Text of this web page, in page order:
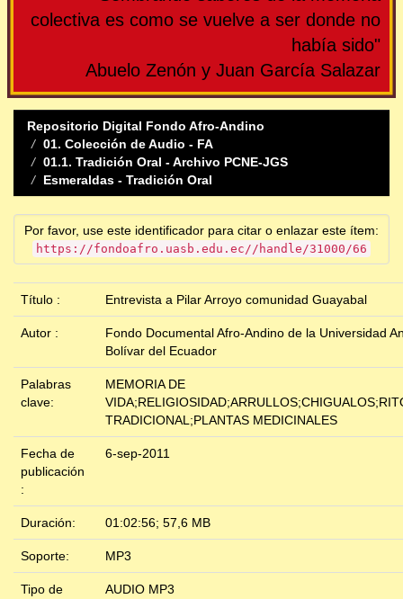
colectiva es como se vuelve a ser donde no
había sido"
Abuelo Zenón y Juan García Salazar
Repositorio Digital Fondo Afro-Andino
01. Colección de Audio - FA
01.1. Tradición Oral - Archivo PCNE-JGS
Esmeraldas - Tradición Oral
Por favor, use este identificador para citar o enlazar este ítem:
https://fondoafro.uasb.edu.ec//handle/31000/66
Título : Entrevista a Pilar Arroyo comunidad Guayabal
Autor :
Fondo Documental Afro-Andino de la Universidad
Bolívar del Ecuador
Palabras
clave:
MEMORIA DE
TRADICIONAL;PLANTAS MEDICINALES
Fecha de
publicación
:
6-sep-2011
Duración: 01:02:56; 57,6 MB
Soporte: MP3
Tipo de
AUDIO MP3